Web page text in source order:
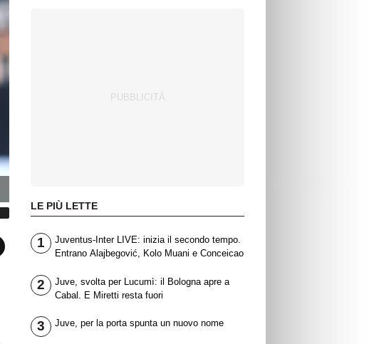
LE PIÙ LETTE
1
Juventus-Inter LIVE: inizia il secondo tempo.
Entrano Alajbegović, Kolo Muani e Conceicao
2
Juve, svolta per Lucumì: il Bologna apre a
Cabal. E Miretti resta fuori
3 Juve, per la porta spunta un nuovo nome